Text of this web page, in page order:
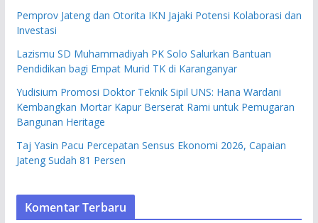
Pemprov Jateng dan Otorita IKN Jajaki Potensi Kolaborasi dan
Investasi
Lazismu SD Muhammadiyah PK Solo Salurkan Bantuan
Pendidikan bagi Empat Murid TK di Karanganyar
Yudisium Promosi Doktor Teknik Sipil UNS: Hana Wardani
Kembangkan Mortar Kapur Berserat Rami untuk Pemugaran
Bangunan Heritage
Taj Yasin Pacu Percepatan Sensus Ekonomi 2026, Capaian
Jateng Sudah 81 Persen
Komentar Terbaru